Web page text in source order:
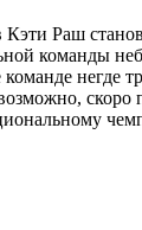
Кэти Раш
команды
негде
скоро